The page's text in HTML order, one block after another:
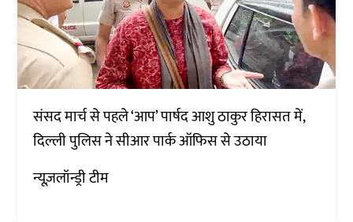
संसद मार्च से पहले ‘आप’ पार्षद आशु ठाकुर हिरासत में,
दिल्ली पुलिस ने सीआर पार्क ऑफिस से उठाया
न्यूज़लॉन्ड्री टीम